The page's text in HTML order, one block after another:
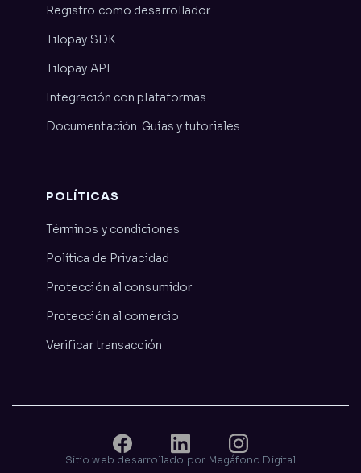
Registro como desarrollador
Tilopay SDK
Tilopay API
Integración con plataformas
Documentación: Guías y tutoriales
POLÍTICAS
Términos y condiciones
Política de Privacidad
Protección al consumidor
Protección al comercio
Verificar transacción
Sitio web desarrollado por Megáfono Digital